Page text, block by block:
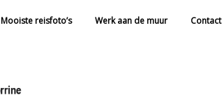
Mooiste reisfoto’s Werk aan de muur Contact